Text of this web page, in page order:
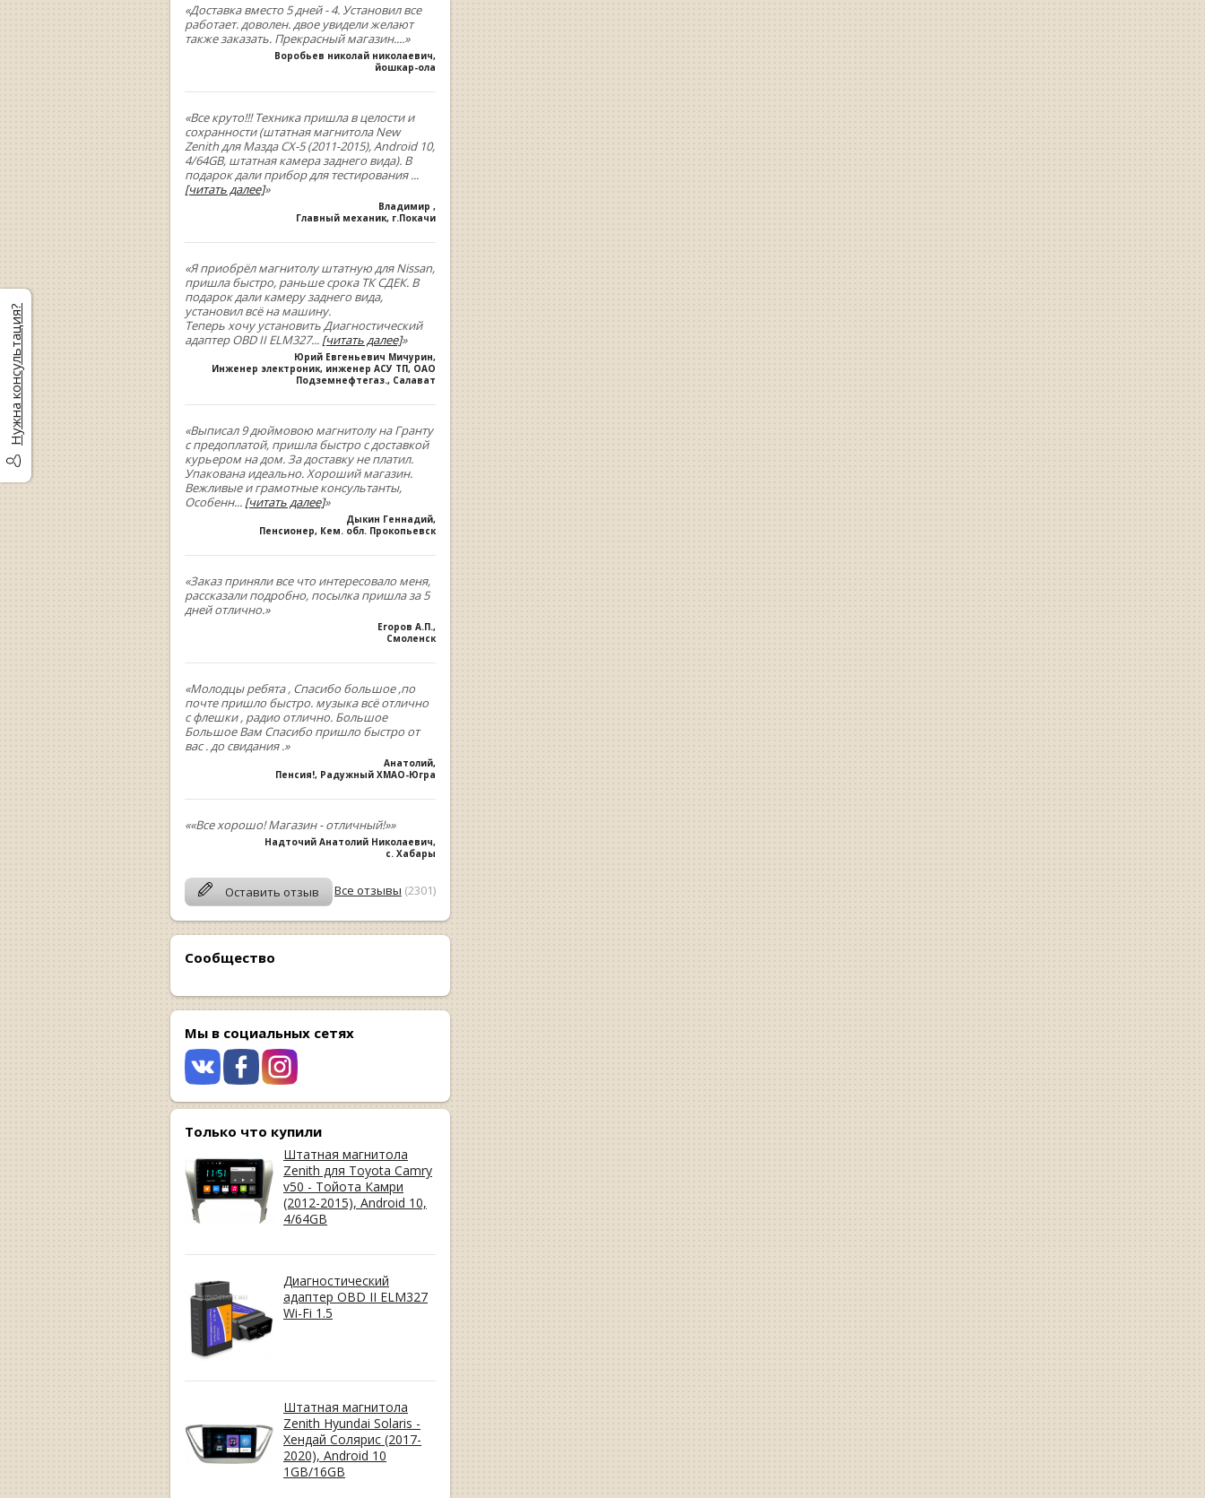
«Доставка вместо 5 дней - 4. Установил все
работает. доволен. двое увидели желают
также заказать. Прекрасный магазин....»
Воробьев николай николаевич,
йошкар-ола
«Все круто!!! Техника пришла в целости и
сохранности (штатная магнитола New
Zenith для Мазда СХ-5 (2011-2015), Android 10,
4/64GB, штатная камера заднего вида). В
подарок дали прибор для тестирования...
[читать далее]»
Владимир ,
Главный механик, г.Покачи
«Я приобрёл магнитолу штатную для Nissan,
пришла быстро, раньше срока ТК СДЕК. В
подарок дали камеру заднего вида,
установил всё на машину.
Теперь хочу установить Диагностический
адаптер OBD II ELM327... [читать далее]»
Юрий Евгеньевич Мичурин,
Инженер электроник, инженер АСУ ТП, ОАО
Подземнефтегаз., Салават
«Выписал 9 дюймовою магнитолу на Гранту
с предоплатой, пришла быстро с доставкой
курьером на дом. За доставку не платил.
Упакована идеально. Хороший магазин.
Вежливые и грамотные консультанты,
Особенн... [читать далее]»
Дыкин Геннадий,
Пенсионер, Кем. обл. Прокопьевск
«Заказ приняли все что интересовало меня,
рассказали подробно, посылка пришла за 5
дней отлично.»
Егоров А.П.,
Смоленск
«Молодцы ребята , Спасибо большое ,по
почте пришло быстро. музыка всё отлично
с флешки , радио отлично. Большое
Большое Вам Спасибо пришло быстро от
вас . до свидания .»
Анатолий,
Пенсия!, Радужный ХМАО-Югра
««Все хорошо! Магазин - отличный!»»
Надточий Анатолий Николаевич,
с. Хабары
Оставить отзыв Все отзывы (2301)
Сообщество
Мы в социальных сетях
Только что купили
Штатная магнитола
Zenith для Toyota Camry
v50 - Тойота Камри
(2012-2015), Android 10,
4/64GB
Диагностический
адаптер OBD II ELM327
Wi-Fi 1.5
Штатная магнитола
Zenith Hyundai Solaris -
Хендай Солярис (2017-
2020), Android 10
1GB/16GB
Нужна консультация?